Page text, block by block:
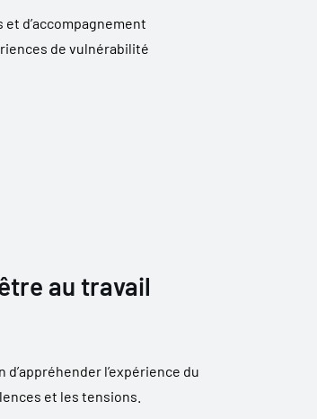
d’accompagnement
de vulnérabilité
au travail
l’expérience du
et les tensions.